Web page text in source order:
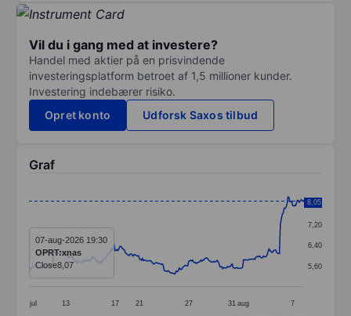
Vil du i gang med at investere?
Handel med aktier på en prisvindende
investeringsplatform betroet af 1,5 millioner kunder.
Investering indebærer risiko.
Opret konto
Udforsk Saxos tilbud
Graf
The chart has 1 X axis displaying categories.
The chart has 1 Y axis displaying values. Data
jul 13 17 21 27 31 aug 7
5,60
6,40
7,20
8,00
8,05
07-aug-2026 19:30
OPRT:xnas
Close8,07